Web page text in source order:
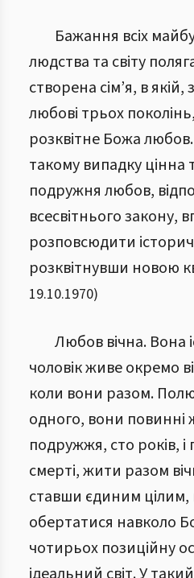
Бажання всіх
людства та світу
створена сім’я, в
любові трьох
розквітне Божа
такому випадку цінна
подружня любов,
всесвітнього закону,
розповсюдити
розквітнувши новою
19.10.1970)
Любов вічна. Вона
чоловік живе окремо
коли вони разом.
одного, вони повинні
подружжя, сто років, і
смерті, жити разом
ставши єдиним
обертатися навколо
чотирьох позиційну